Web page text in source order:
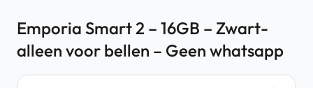
Emporia Smart 2 – 16GB – Zwart-
alleen voor bellen – Geen whatsapp